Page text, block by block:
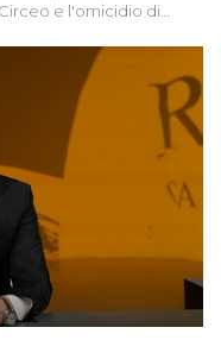
e l'omicidio di